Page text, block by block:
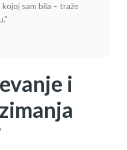
sam bila – traže
i